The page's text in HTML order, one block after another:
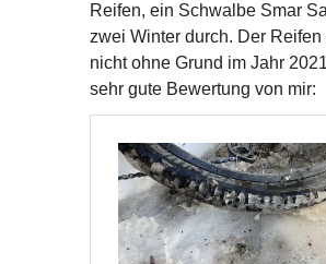
Reifen, ein Schwalbe Smar
zwei Winter durch. Der Reifen
nicht ohne Grund im Jahr
sehr gute Bewertung von mir: